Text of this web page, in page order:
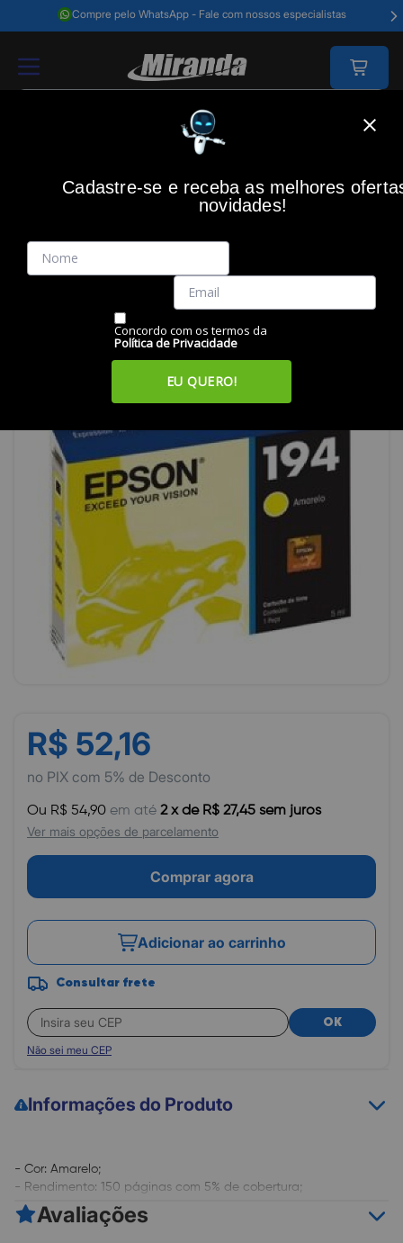
Compre pelo WhatsApp - Fale com nossos especialistas
R$ 52,16
no PIX com 5% de Desconto
Ou R$ 54,90 em até 2 x de R$ 27,45 sem juros
Ver mais opções de parcelamento
Comprar agora
Adicionar ao carrinho
Consultar frete
OK
Não sei meu CEP
Cartucho EPSON T194420-BR amarelo XP204
Código: 29552
Vendido e Entregue por:Miranda
Informações do Produto
- Cor: Amarelo;
- Rendimento: 150 páginas com 5% de cobertura;
- Compatibilidade: Expression XP204 (usa o cartucho preto T194
ou T196)
Avaliações
Cadastre-se e receba as melhores
novidades!
Concordo com os termos da
Política de Privacidade
EU QUERO!